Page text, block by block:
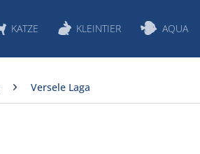
KATZE KLEINTIER AQUA
Versele Laga